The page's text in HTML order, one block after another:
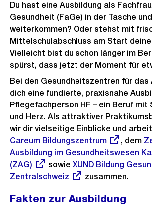
Du hast eine Ausbildung als
Gesundheit (FaGe) in der Tasche
weiterkommen? Oder stehst mit
Mittelschulabschluss am Start
Vielleicht bist du schon länger im
spürst, dass jetzt der Moment für
Bei den Gesundheitszentren für
dich eine fundierte, praxisnahe
Pflegefachperson HF – ein Beruf mit
und Herz. Als attraktiver
wir dir vielseitige Einblicke und
Careum Bildungszentrum , dem
Ausbildung im Gesundheitswesen
(ZAG)
sowie Externer
Link:
XUND Bildung
Zentralschweiz
zusammen.
Fakten zur Ausbildung